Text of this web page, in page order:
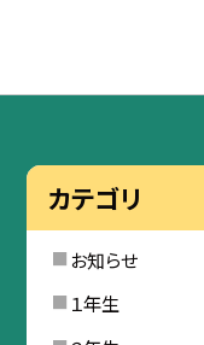
カテゴリ
お知らせ
１年生